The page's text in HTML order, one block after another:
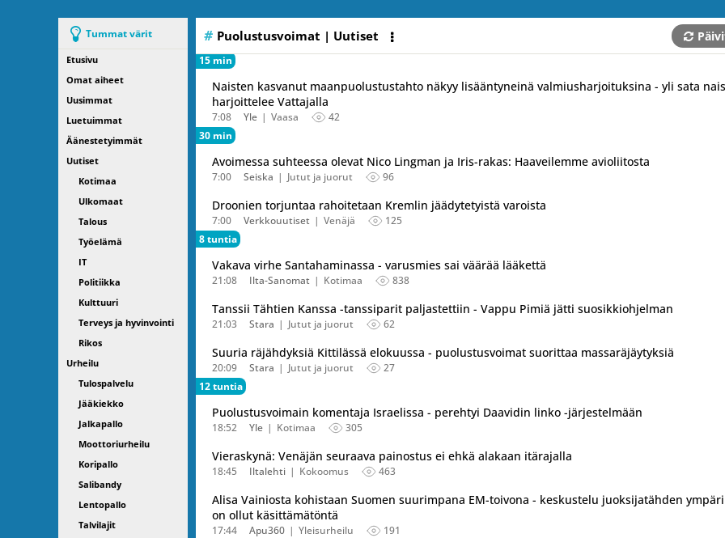
Tummat värit
Etusivu
Omat aiheet
Uusimmat
Luetuimmat
Äänestetyimmät
Uutiset
Kotimaa
Ulkomaat
Talous
Työelämä
IT
Politiikka
Kulttuuri
Terveys ja hyvinvointi
Rikos
Urheilu
Tulospalvelu
Jääkiekko
Jalkapallo
Moottoriurheilu
Koripallo
Salibandy
Lentopallo
Talvilajit
Puolustusvoimat | Uutiset
15 min
Naisten kasvanut maanpuolustustahto näkyy lisääntyneinä valmiusharjoituksina - yli sata
harjoittelee Vattajalla
7:08 Yle Vaasa
42
30 min
Avoimessa suhteessa olevat Nico Lingman ja Iris-rakas: Haaveilemme avioliitosta
7:00 Seiska Jutut ja juorut 96
Droonien torjuntaa rahoitetaan Kremlin jäädytetyistä varoista
7:00 Verkkouutiset Venäjä
125
8 tuntia
Vakava virhe Santahaminassa - varusmies sai väärää lääkettä
21:08 Ilta-Sanomat Kotimaa 838
Tanssii Tähtien Kanssa -tanssiparit paljastettiin - Vappu Pimiä jätti suosikkiohjelman
21:03 Stara Jutut ja juorut 62
Suuria räjähdyksiä Kittilässä elokuussa - puolustusvoimat suorittaa massaräjäytyksiä
20:09 Stara Jutut ja juorut
27
12 tuntia
Puolustusvoimain komentaja Israelissa - perehtyi Daavidin linko -järjestelmään
18:52 Yle Kotimaa 305
Vieraskynä: Venäjän seuraava painostus ei ehkä alakaan itärajalla
18:45 Iltalehti Kokoomus 463
Alisa Vainiosta kohistaan Suomen suurimpana EM-toivona - keskustelu juoksijatähden
on ollut käsittämätöntä
17:44 Apu360 Yleisurheilu 191